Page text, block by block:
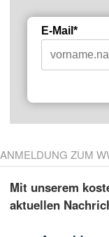
E-Mail*
ANMELDUNG ZUM
Mit unserem
aktuellen